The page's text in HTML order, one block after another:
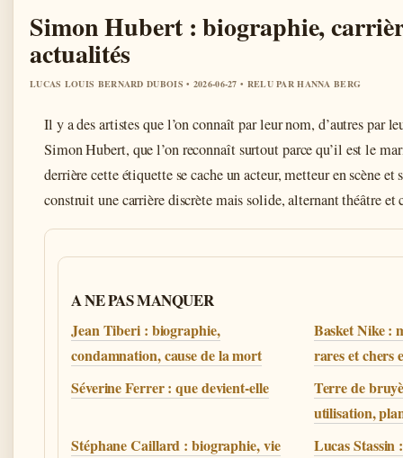
Simon Hubert : biographie,
actualités
LUCAS LOUIS BERNARD DUBOIS • 2026-06-27 • RELU PAR HANNA BERG
Il y a des artistes que l’on connaît par leur nom, d’autres par
Simon Hubert, que l’on reconnaît surtout parce qu’il est le
derrière cette étiquette se cache un acteur, metteur en scène et
construit une carrière discrète mais solide, alternant théâtre et
A NE PAS MANQUER
Jean Tiberi : biographie,
condamnation, cause de la mort
Basket Nike :
rares et chers
Séverine Ferrer : que devient-elle
Terre de
utilisation,
Stéphane Caillard : biographie, vie
Lucas Stassin